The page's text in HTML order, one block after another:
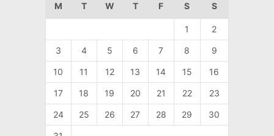
M T W T F S S
1 2
3 4 5 6 7 8 9
10 11 12 13 14 15 16
17 18 19 20 21 22 23
24 25 26 27 28 29 30